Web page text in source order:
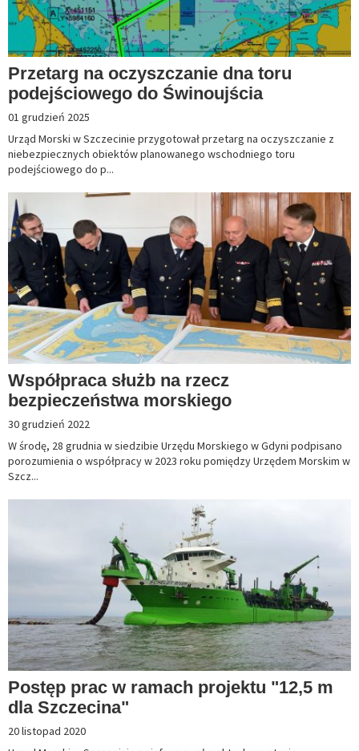
Przetarg na oczyszczanie dna toru
podejściowego do Świnoujścia
01 grudzień 2025
Urząd Morski w Szczecinie przygotował przetarg na oczyszczanie z
niebezpiecznych obiektów planowanego wschodniego toru
podejściowego do p...
Współpraca służb na rzecz
bezpieczeństwa morskiego
30 grudzień 2022
W środę, 28 grudnia w siedzibie Urzędu Morskiego w Gdyni podpisano
porozumienia o współpracy w 2023 roku pomiędzy Urzędem Morskim w
Szcz...
Postęp prac w ramach projektu "12,5 m
dla Szczecina"
20 listopad 2020